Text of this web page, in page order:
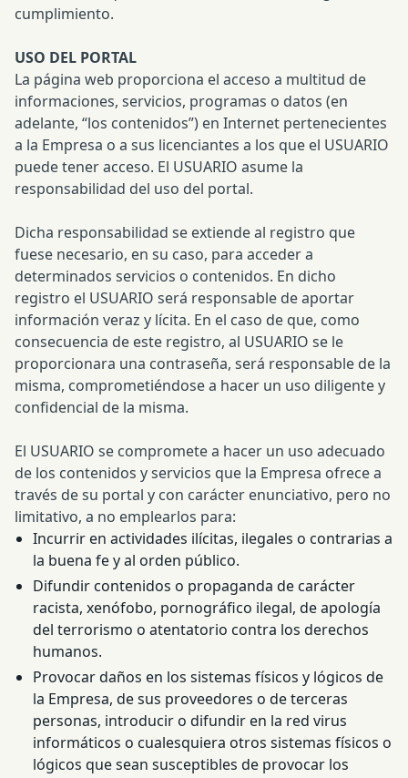
cumplimiento.
USO DEL PORTAL
La página web proporciona el acceso a multitud de
informaciones, servicios, programas o datos (en
adelante, “los contenidos”) en Internet pertenecientes
a la Empresa o a sus licenciantes a los que el USUARIO
puede tener acceso. El USUARIO asume la
responsabilidad del uso del portal.
Dicha responsabilidad se extiende al registro que
fuese necesario, en su caso, para acceder a
determinados servicios o contenidos. En dicho
registro el USUARIO será responsable de aportar
información veraz y lícita. En el caso de que, como
consecuencia de este registro, al USUARIO se le
proporcionara una contraseña, será responsable de la
misma, comprometiéndose a hacer un uso diligente y
confidencial de la misma.
El USUARIO se compromete a hacer un uso adecuado
de los contenidos y servicios que la Empresa ofrece a
través de su portal y con carácter enunciativo, pero no
limitativo, a no emplearlos para:
Incurrir en actividades ilícitas, ilegales o contrarias a
la buena fe y al orden público.
Difundir contenidos o propaganda de carácter
racista, xenófobo, pornográfico ilegal, de apología
del terrorismo o atentatorio contra los derechos
humanos.
Provocar daños en los sistemas físicos y lógicos de
la Empresa, de sus proveedores o de terceras
personas, introducir o difundir en la red virus
informáticos o cualesquiera otros sistemas físicos o
lógicos que sean susceptibles de provocar los